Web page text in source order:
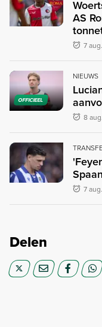
AS
7
OFFICIEEL
NIEUWS
8
7
Delen